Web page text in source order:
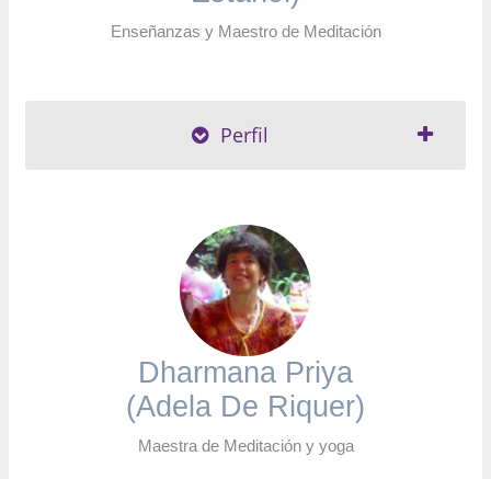
Enseñanzas y Maestro de Meditación
Perfil
Dharmana Priya
(Adela De Riquer)
Maestra de Meditación y yoga